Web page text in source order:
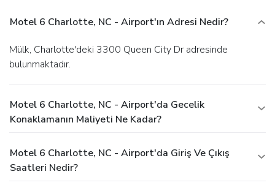
Motel 6 Charlotte, NC - Airport'ın Adresi Nedir?
Mülk, Charlotte'deki 3300 Queen City Dr adresinde
bulunmaktadır.
Motel 6 Charlotte, NC - Airport'da Gecelik
Konaklamanın Maliyeti Ne Kadar?
Motel 6 Charlotte, NC - Airport'da Giriş Ve Çıkış
Saatleri Nedir?